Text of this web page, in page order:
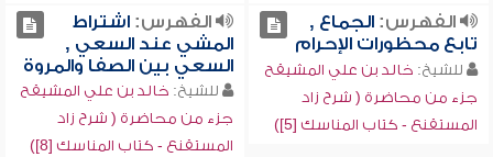
الفهرس:الجماع ,
تابع محظورات الإحرام
للشيخ: خالد بن علي المشيقح
جزء من محاضرة ( شرح زاد
المستقنع - كتاب المناسك [5])
الفهرس:اشتراط
المشي عند السعي ,
السعي بين الصفا والمروة
للشيخ: خالد بن علي المشيقح
جزء من محاضرة ( شرح زاد
المستقنع - كتاب المناسك [8])